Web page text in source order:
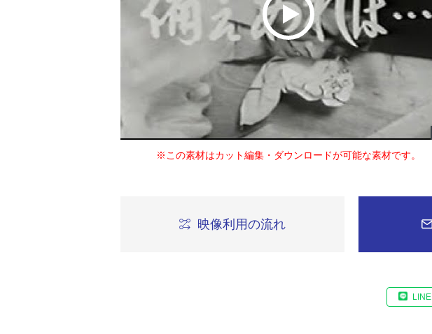
※この素材はカット編集・ダウンロードが可能な素材です。
映像利用の流れ
LINE